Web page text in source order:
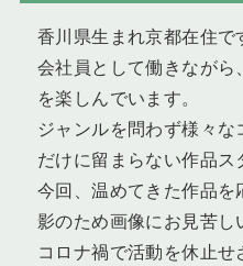
香川県生まれ京都在住
会社員として働きながら
を楽しんでいます。
ジャンルを問わず様々
だけに留まらない作品ス
今回、温めてきた作品
影のため画像にお見苦し
コロナ禍で活動を休止